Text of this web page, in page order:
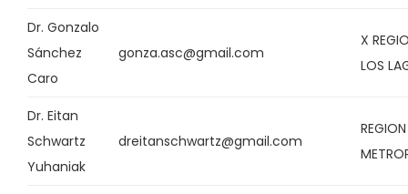
Dr. Gonzalo
Sánchez
Caro
gonza.asc@gmail.com
X
LOS
Dr. Eitan
Schwartz
Yuhaniak
dreitanschwartz@gmail.com
REGION